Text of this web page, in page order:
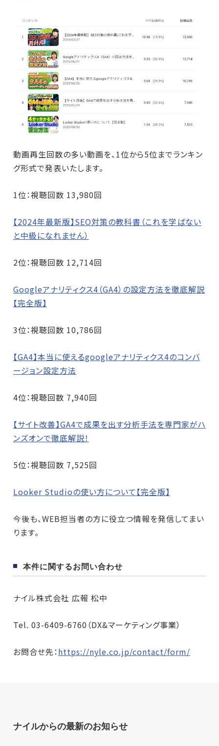
動画再生回数の多い動画を、1位から5位までランキン
グ形式で発表いたします。
1位：視聴回数 13,980回
【2024年最新版】SEO対策の教科書（これを学ばない
と中級になれません）
2位：視聴回数 12,714回
Googleアナリティクス4（GA4）の設定方法を徹底解説
【完全版】
3位：視聴回数 10,786回
【GA4】本当に使えるgoogleアナリティクス4のコンバ
ージョン設定方法
4位：視聴回数 7,940回
【サイト改善】GA4で成果を出す分析手法を専門家がハ
ンズオンで徹底解説！
5位：視聴回数 7,525回
Looker Studioの使い方について【完全版】
今後も、WEB担当者の方に役立つ情報を発信してまい
ります。
本件に関するお問い合わせ
ナイル株式会社 広報 松中
Tel. 03-6409-6760（DX&マーケティング事業）
お問合せ先：https://nyle.co.jp/contact/form/
ナイルからの最新のお知らせ